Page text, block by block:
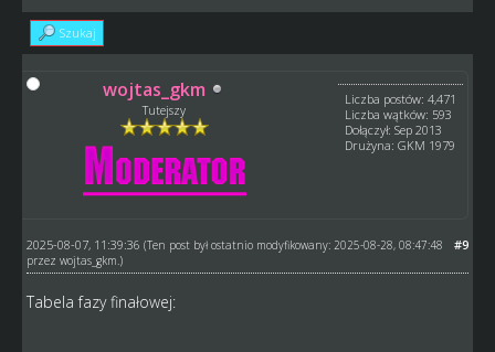
Szukaj
wojtas_gkm
Tutejszy
Liczba postów: 4,471
Liczba wątków: 593
Dołączył: Sep 2013
Drużyna: GKM 1979
#9
2025-08-07, 11:39:36 (Ten post był ostatnio modyfikowany: 2025-08-28, 08:47:48
przez wojtas_gkm .)
Tabela fazy finałowej: